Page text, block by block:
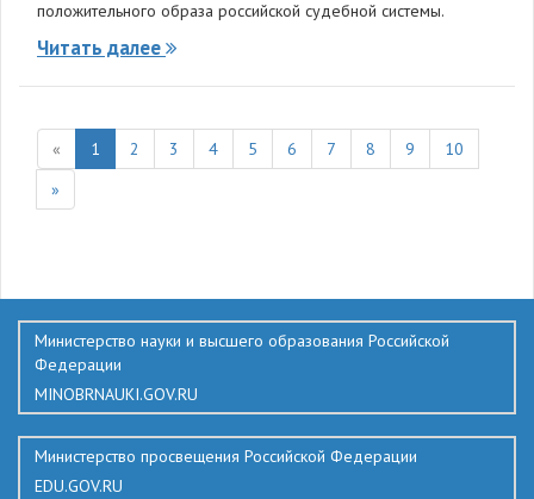
положительного образа российской судебной системы.
Читать далее
« 1 2 3 4 5 6 7 8 9
10
»
Министерство науки и высшего образования Российской
Федерации
MINOBRNAUKI.GOV.RU
Министерство просвещения Российской Федерации
EDU.GOV.RU